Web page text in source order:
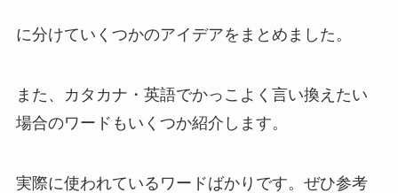
に分けていくつかのアイデアをまとめました。
また、カタカナ・英語でかっこよく言い換えたい
場合のワードもいくつか紹介します。
実際に使われているワードばかりです。ぜひ参考